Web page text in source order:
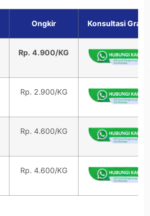
Ongkir Konsultasi Gratis
Rp. 4.900/KG
Rp. 2.900/KG
Rp. 4.600/KG
Rp. 4.600/KG